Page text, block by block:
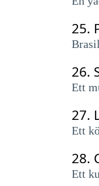
25.
26.
Ett
27.
Ett
28.
Ett